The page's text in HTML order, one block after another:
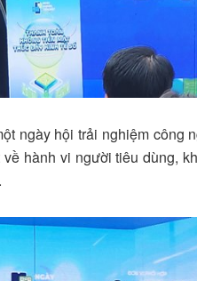
ngày hội trải nghiệm công
hành vi người tiêu dùng,